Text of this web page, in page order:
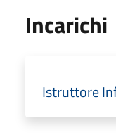
Incarichi
Istruttore